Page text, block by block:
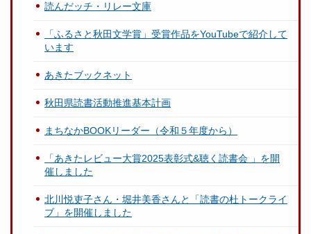
読んだッチ・リレー文庫
「ふるさと秋田文学賞」受賞作品をYouTubeで紹介して
います
あきたブックネット
秋田県読書活動推進基本計画
まちなかBOOKリーダー（令和５年度から）
「あきたレビュー大賞2025表彰式&聴く読書会 」を開
催しました
北川悦吏子さん・堀井美香さんと「読書の杜トークライ
ブ」を開催しました